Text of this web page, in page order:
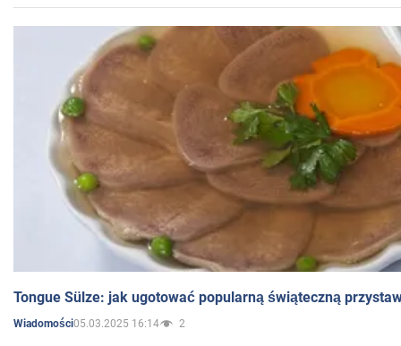
Tongue Sülze: jak ugotować popularną świąteczną
Wiadomości05.03.2025 16:14 2